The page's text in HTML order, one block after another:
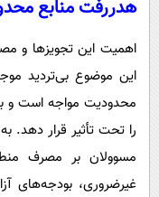
هدررفت منابع
اهمیت این تجویزها و
این موضوع بی‌تردید
محدودیت مواجه است و به
را تحت تأثیر قرار
مسوولان بر مصرف
غیرضروری، بودجه‌های